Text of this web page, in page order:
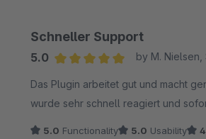
Schneller Support
5.0
by M. Nielsen,
Das Plugin arbeitet gut und macht
wurde sehr schnell reagiert und
5.0 Functionality 5.0 Usability